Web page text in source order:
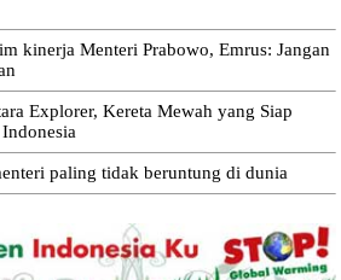
kinerja Menteri Prabowo, Emrus: Jangan
Explorer, Kereta Mewah yang Siap
paling tidak beruntung di dunia